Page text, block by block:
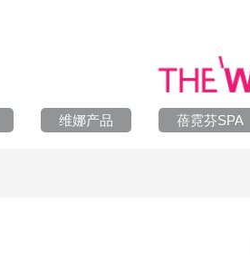
维娜产品 蓓霓芬SPA